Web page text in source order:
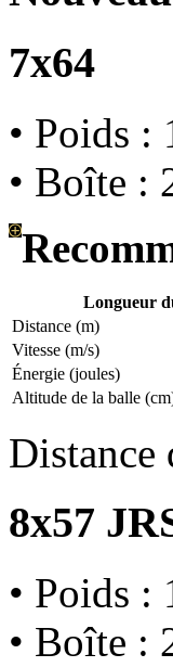
7x64
• Poids :
• Boîte :
Longueur
Distance (m)
Vitesse (m/s)
Énergie (joules)
Altitude de la balle
Distance
8x57
• Poids :
• Boîte :